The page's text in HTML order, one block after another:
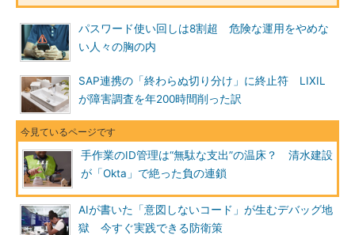
パスワード使い回しは8割超 危険な運用をやめな
い人々の胸の内
SAP連携の「終わらぬ切り分け」に終止符 LIXIL
が障害調査を年200時間削った訳
手作業のID管理は“無駄な支出”の温床？ 清水建設
が「Okta」で絶った負の連鎖
AIが書いた「意図しないコード」が生むデバッグ地
獄 今すぐ実践できる防衛策